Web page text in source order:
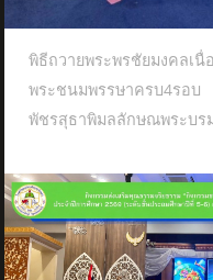
พิธีถวายพระพรชัยมงคลเนื่
พระชนมพรรษาครบ4รอบ
พัชรสุธาพิมลลักษณพระบร